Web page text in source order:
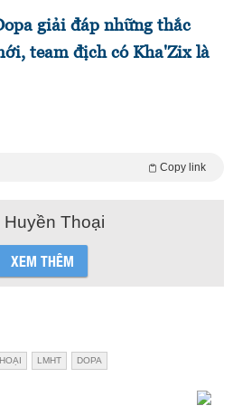
giải đáp những thắc
team địch có Kha'Zix là
Copy link
Huyền Thoại
XEM THÊM
LMHT DOPA